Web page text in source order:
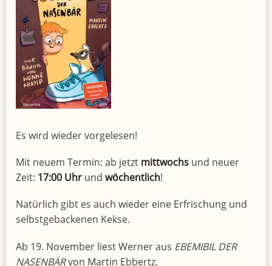
Es wird wieder vorgelesen!
Mit neuem Termin: ab jetzt mittwochs und neuer
Zeit: 17:00 Uhr und wöchentlich!
Natürlich gibt es auch wieder eine Erfrischung und
selbstgebackenen Kekse.
Ab 19. November liest Werner aus EBEMIBIL DER
NASENBÄRvon Martin Ebbertz.